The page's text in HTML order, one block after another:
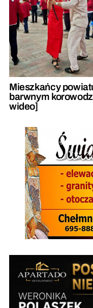
Mieszkańcy
barwnym
wideo]